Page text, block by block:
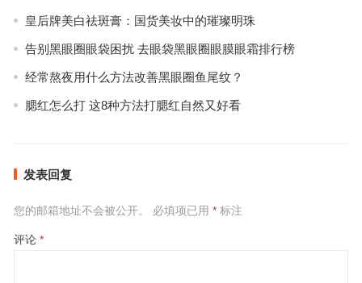
皇后牌美白祛斑膏：国货美妆中的璀璨明珠
告别黑眼圈眼袋困扰 去眼袋黑眼圈眼膜眼霜排行榜
经常熬夜用什么方法改善黑眼圈鱼尾纹？
腮红怎么打 这8种方法打腮红自然又好看
发表回复
您的邮箱地址不会被公开。 必填项已用 *标注
评论 *